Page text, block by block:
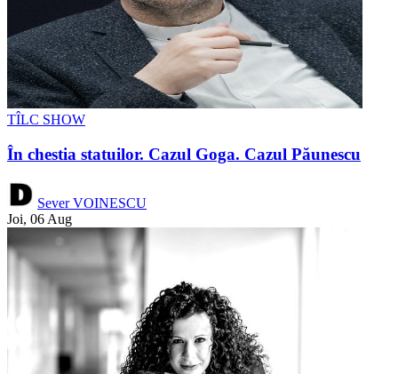
TÎLC SHOW
În chestia statuilor. Cazul Goga. Cazul Păunescu
Sever VOINESCU
Joi, 06 Aug